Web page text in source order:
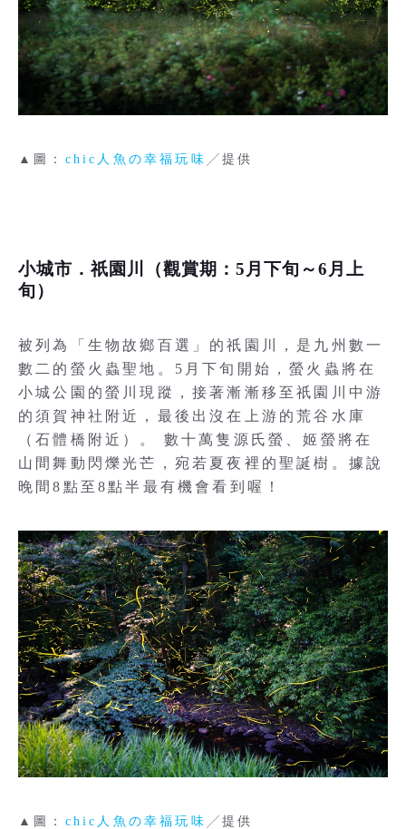
▲圖： chic人魚の幸福玩味 ╱提供
小城市．祇園川（觀賞期：5月下旬～6月上
旬）
被列為「生物故鄉百選」的祇園川，是九州數一
數二的螢火蟲聖地。5月下旬開始，螢火蟲將在
小城公園的螢川現蹤，接著漸漸移至祇園川中游
的須賀神社附近，最後出沒在上游的荒谷水庫
（石體橋附近）。 數十萬隻源氏螢、姬螢將在
山間舞動閃爍光芒，宛若夏夜裡的聖誕樹。據說
晚間8點至8點半最有機會看到喔！
▲圖： chic人魚の幸福玩味 ╱提供